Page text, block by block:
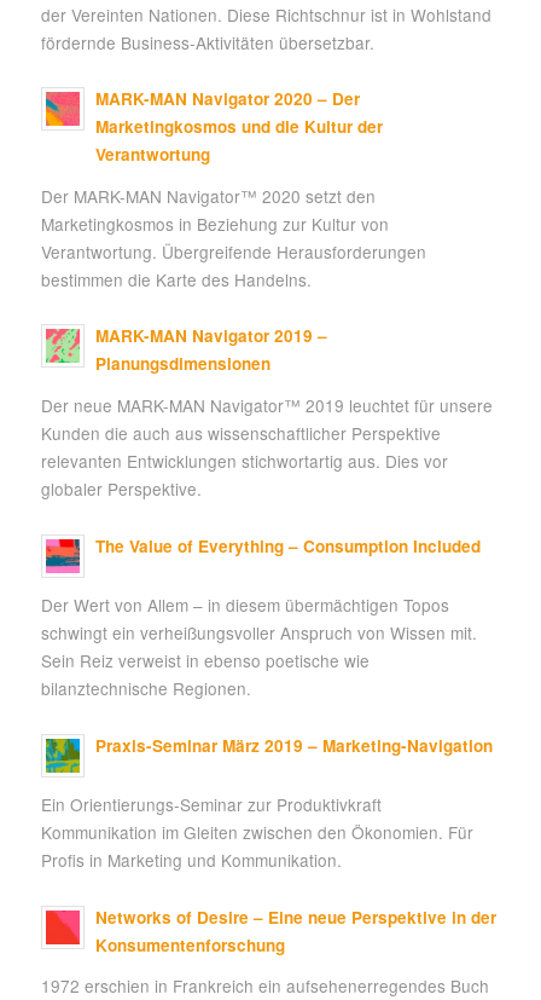
der Vereinten Nationen. Diese Richtschnur ist in Wohlstand
fördernde Business-Aktivitäten übersetzbar.
MARK-MAN Navigator 2020 – Der
Marketingkosmos und die Kultur der
Verantwortung
Der MARK-MAN Navigator™ 2020 setzt den
Marketingkosmos in Beziehung zur Kultur von
Verantwortung. Übergreifende Herausforderungen
bestimmen die Karte des Handelns.
MARK-MAN Navigator 2019 –
Planungsdimensionen
Der neue MARK-MAN Navigator™ 2019 leuchtet für unsere
Kunden die auch aus wissenschaftlicher Perspektive
relevanten Entwicklungen stichwortartig aus. Dies vor
globaler Perspektive.
The Value of Everything – Consumption Included
Der Wert von Allem – in diesem übermächtigen Topos
schwingt ein verheißungsvoller Anspruch von Wissen mit.
Sein Reiz verweist in ebenso poetische wie
bilanztechnische Regionen.
Praxis-Seminar März 2019 – Marketing-Navigation
Ein Orientierungs-Seminar zur Produktivkraft
Kommunikation im Gleiten zwischen den Ökonomien. Für
Profis in Marketing und Kommunikation.
Networks of Desire – Eine neue Perspektive in der
Konsumentenforschung
1972 erschien in Frankreich ein aufsehenerregendes Buch